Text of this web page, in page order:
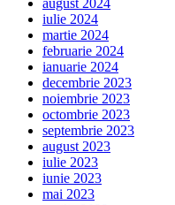
august 2024
iulie 2024
martie 2024
februarie 2024
ianuarie 2024
decembrie 2023
noiembrie 2023
octombrie 2023
septembrie 2023
august 2023
iulie 2023
iunie 2023
mai 2023